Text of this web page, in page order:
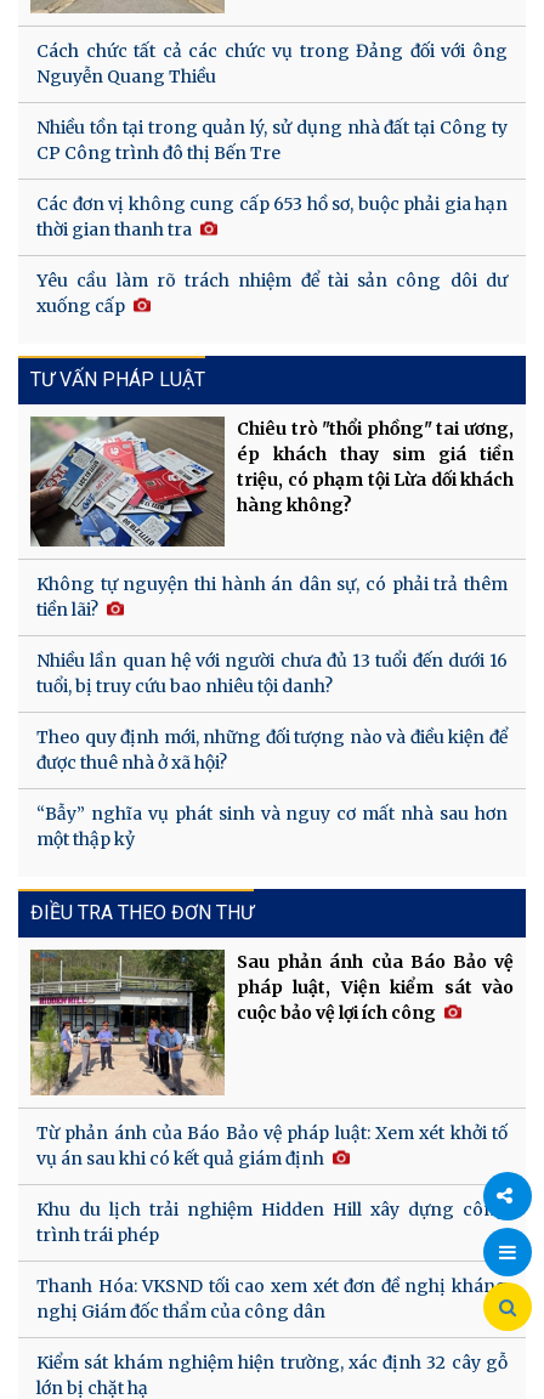
Chia
Cách chức tất cả các chức vụ trong Đảng đối với ông
Nguyễn Quang Thiều
Nhiều tồn tại trong quản lý, sử dụng nhà đất tại Công ty
CP Công trình đô thị Bến Tre
Các đơn vị không cung cấp 653 hồ sơ, buộc phải gia hạn
thời gian thanh tra
Yêu cầu làm rõ trách nhiệm để tài sản công dôi dư
xuống cấp
TƯ VẤN PHÁP LUẬT
Chiêu trò "thổi phồng" tai ương,
ép khách thay sim giá tiền
triệu, có phạm tội Lừa dối khách
hàng không?
Không tự nguyện thi hành án dân sự, có phải trả thêm
tiền lãi?
Nhiều lần quan hệ với người chưa đủ 13 tuổi đến dưới 16
tuổi, bị truy cứu bao nhiêu tội danh?
Theo quy định mới, những đối tượng nào và điều kiện để
được thuê nhà ở xã hội?
“Bẫy” nghĩa vụ phát sinh và nguy cơ mất nhà sau hơn
một thập kỷ
ĐIỀU TRA THEO ĐƠN THƯ
Sau phản ánh của Báo Bảo vệ
pháp luật, Viện kiểm sát vào
cuộc bảo vệ lợi ích công
Từ phản ánh của Báo Bảo vệ pháp luật: Xem xét khởi tố
vụ án sau khi có kết quả giám định
Khu du lịch trải nghiệm Hidden Hill xây dựng công
trình trái phép
Thanh Hóa: VKSND tối cao xem xét đơn đề nghị kháng
nghị Giám đốc thẩm của công dân
Kiểm sát khám nghiệm hiện trường, xác định 32 cây gỗ
lớn bị chặt hạ